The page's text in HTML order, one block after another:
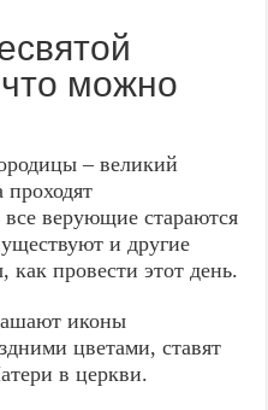
можно
– великий
проходят
верующие стараются
и другие
провести этот день.
иконы
цветами, ставят
в церкви.